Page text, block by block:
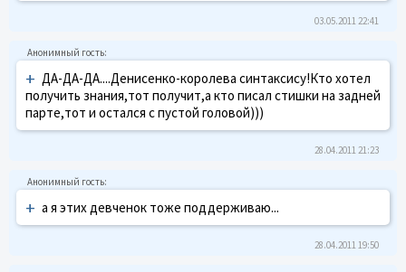
03.05.2011 22:41
+ ДА-ДА-ДА....Денисенко-королева синтаксису!Кто хотел
получить знания,тот получит,а кто писал стишки на задней
парте,тот и остался с пустой головой)))
28.04.2011 21:23
+ а я этих девченок тоже поддерживаю...
28.04.2011 19:50